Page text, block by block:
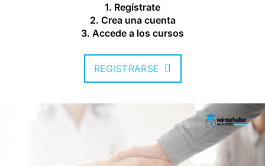
1. Regístrate
2. Crea una cuenta
3. Accede a los cursos
REGISTRARSE